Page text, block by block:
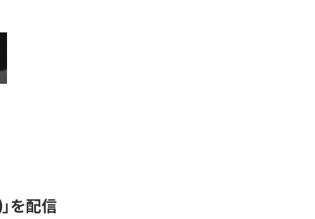
を配信